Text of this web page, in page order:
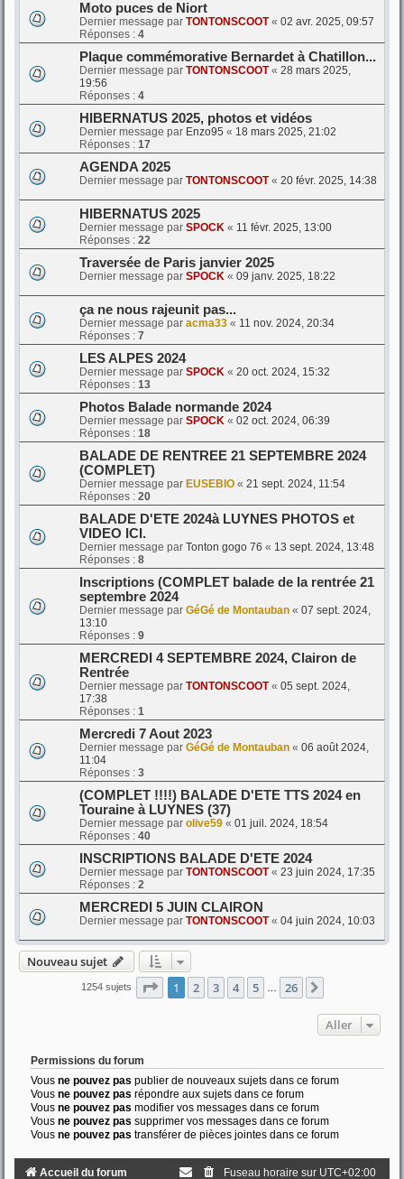
Moto puces de Niort
Dernier message par TONTONSCOOT« 02 avr. 2025, 09:57
Réponses : 4
Plaque commémorative Bernardet à Chatillon...
Dernier message par TONTONSCOOT« 28 mars 2025,
19:56
Réponses : 4
HIBERNATUS 2025, photos et vidéos
Dernier message par Enzo95 « 18 mars 2025, 21:02
Réponses : 17
AGENDA 2025
Dernier message par TONTONSCOOT« 20 févr. 2025, 14:38
HIBERNATUS 2025
Dernier message par SPOCK « 11 févr. 2025, 13:00
Réponses : 22
Traversée de Paris janvier 2025
Dernier message par SPOCK « 09 janv. 2025, 18:22
ça ne nous rajeunit pas...
Dernier message par acma33 « 11 nov. 2024, 20:34
Réponses : 7
LES ALPES 2024
Dernier message par SPOCK « 20 oct. 2024, 15:32
Réponses : 13
Photos Balade normande 2024
Dernier message par SPOCK « 02 oct. 2024, 06:39
Réponses : 18
BALADE DE RENTREE 21 SEPTEMBRE 2024
(COMPLET)
Dernier message par EUSEBIO « 21 sept. 2024, 11:54
Réponses : 20
BALADE D'ETE 2024à LUYNES PHOTOS et
VIDEO ICI.
Dernier message par Tonton gogo 76 « 13 sept. 2024, 13:48
Réponses : 8
Inscriptions (COMPLET balade de la rentrée 21
septembre 2024
Dernier message par GéGé de Montauban « 07 sept. 2024,
13:10
Réponses : 9
MERCREDI 4 SEPTEMBRE 2024, Clairon de
Rentrée
Dernier message par TONTONSCOOT« 05 sept. 2024,
17:38
Réponses : 1
Mercredi 7 Aout 2023
Dernier message par GéGé de Montauban « 06 août 2024,
11:04
Réponses : 3
(COMPLET !!!!) BALADE D'ETE TTS 2024 en
Touraine à LUYNES (37)
Dernier message par olive59 « 01 juil. 2024, 18:54
Réponses : 40
INSCRIPTIONS BALADE D'ETE 2024
Dernier message par TONTONSCOOT« 23 juin 2024, 17:35
Réponses : 2
MERCREDI 5 JUIN CLAIRON
Dernier message par TONTONSCOOT« 04 juin 2024, 10:03
Nouveau sujet
1254 sujets Page 1sur26
1 2 3 4 5 26
Aller
Permissions du forum
Vous ne pouvez pas publier de nouveaux sujets dans ce forum
Vous ne pouvez pas répondre aux sujets dans ce forum
Vous ne pouvez pas modifier vos messages dans ce forum
Vous ne pouvez pas supprimer vos messages dans ce forum
Vous ne pouvez pas transférer de pièces jointes dans ce forum
Accueil du forum Fuseau horaire sur UTC+02:00